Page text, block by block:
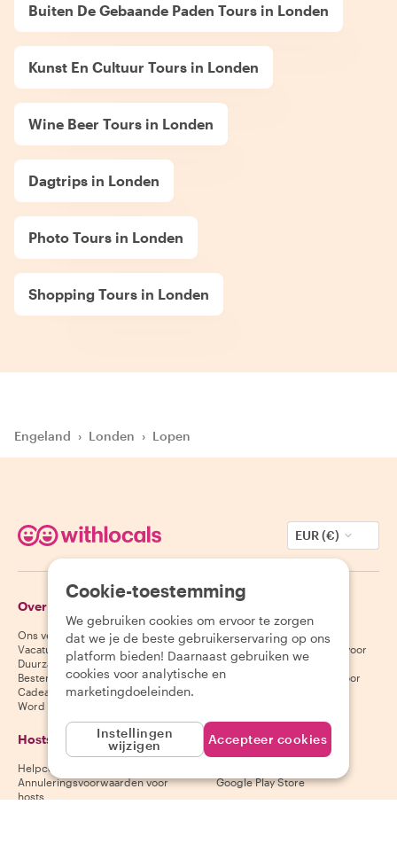
Buiten De Gebaande Paden Tours in Londen
Kunst En Cultuur Tours in Londen
Wine Beer Tours in Londen
Dagtrips in Londen
Photo Tours in Londen
Shopping Tours in Londen
Engeland › Londen › Lopen
EUR (€)
Over Withlocals
Ons verhaal
Vacatures
Duurzaamheid
Bestemmingen
Cadeaubonnen
Word partner
Gasten
Helpcentrum voor gasten
Annuleringsvoorwaarden voor
gasten
Algemene voorwaarden voor
Hosts
Helpcentrum voor hosts
Annuleringsvoorwaarden voor
hosts
Download onze app
Google Play Store
Cookie-toestemming
We gebruiken cookies om ervoor te zorgen
dat we je de beste gebruikerservaring op ons
platform bieden! Daarnaast gebruiken we
cookies voor analytische en
marketingdoeleinden.
Instellingen
wijzigen
Accepteer cookies